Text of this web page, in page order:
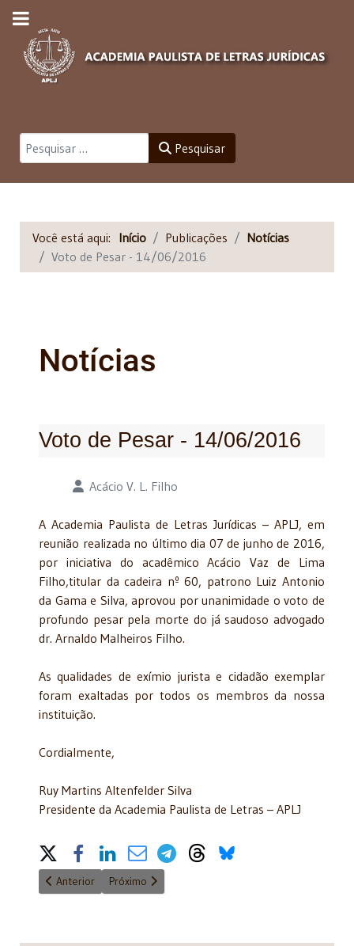
Pesquisar Pesquisar
Você está aqui: Início Publicações
Notícias
Voto de Pesar - 14/06/2016
Notícias
Voto de Pesar - 14/06/2016
Detalhes Acácio V. L. Filho
A Academia Paulista de Letras Jurídicas – APLJ, em
reunião realizada no último dia 07 de junho de 2016,
por iniciativa do acadêmico Acácio Vaz de Lima
Filho,titular da cadeira nº 60, patrono Luiz Antonio
da Gama e Silva, aprovou por unanimidade o voto de
profundo pesar pela morte do já saudoso advogado
dr. Arnaldo Malheiros Filho.
As qualidades de exímio jurista e cidadão exemplar
foram exaltadas por todos os membros da nossa
instituição.
Cordialmente,
Ruy Martins Altenfelder Silva
Presidente da Academia Paulista de Letras – APLJ
Share on Social Media
Artigo anterior: Homenagem, póstuma, ao desembargador
Anterior Próximo artigo: Missa de Sétimo Dia - 12/07/2016
Próximo